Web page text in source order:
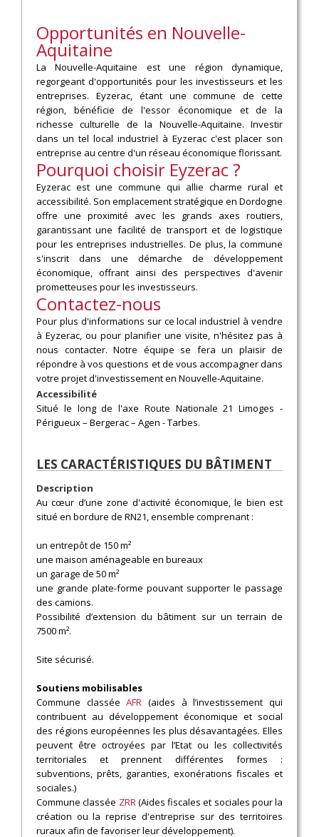
Opportunités en Nouvelle-
Aquitaine
La Nouvelle-Aquitaine est une région dynamique,
regorgeant d'opportunités pour les investisseurs et les
entreprises. Eyzerac, étant une commune de cette
région, bénéficie de l'essor économique et de la
richesse culturelle de la Nouvelle-Aquitaine. Investir
dans un tel local industriel à Eyzerac c'est placer son
entreprise au centre d'un réseau économique florissant.
Pourquoi choisir Eyzerac ?
Eyzerac est une commune qui allie charme rural et
accessibilité. Son emplacement stratégique en Dordogne
offre une proximité avec les grands axes routiers,
garantissant une facilité de transport et de logistique
pour les entreprises industrielles. De plus, la commune
s'inscrit dans une démarche de développement
économique, offrant ainsi des perspectives d'avenir
prometteuses pour les investisseurs.
Contactez-nous
Pour plus d'informations sur ce local industriel à vendre
à Eyzerac, ou pour planifier une visite, n'hésitez pas à
nous contacter. Notre équipe se fera un plaisir de
répondre à vos questions et de vous accompagner dans
votre projet d'investissement en Nouvelle-Aquitaine.
Accessibilité
Situé le long de l'axe Route Nationale 21 Limoges -
Périgueux – Bergerac – Agen - Tarbes.
LES CARACTÉRISTIQUES DU BÂTIMENT
Description
Au cœur d’une zone d'activité économique, le bien est
situé en bordure de RN21, ensemble comprenant :
un entrepôt de 150 m²
une maison aménageable en bureaux
un garage de 50 m²
une grande plate-forme pouvant supporter le passage
des camions.
Possibilité d’extension du bâtiment sur un terrain de
7500 m².
Site sécurisé.
Soutiens mobilisables
Commune classéeAFR (aides à l’investissement qui
contribuent au développement économique et social
des régions européennes les plus désavantagées. Elles
peuvent être octroyées par l’Etat ou les collectivités
territoriales et prennent différentes formes :
subventions, prêts, garanties, exonérations fiscales et
sociales.)
Commune classée ZRR(Aides fiscales et sociales pour la
création ou la reprise d'entreprise sur des territoires
ruraux afin de favoriser leur développement).